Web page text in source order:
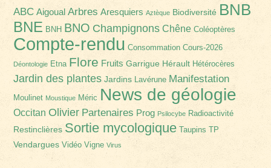
ABC Aigoual Arbres Aresquiers Aztèque Biodiversité BNB
BNE BNH BNO Champignons Chêne Coléoptères
Compte-rendu Consommation Cours-2026
Déontologie Etna Flore Fruits Garrigue Hérault Hétérocères
Jardin des plantes Jardins Lavérune Manifestation
Moulinet Moustique Méric News de géologie
Occitan Olivier Partenaires Prog Psilocybe Radioactivité
Restinclières Sortie mycologique Taupins TP
Vendargues Vidéo Vigne Virus